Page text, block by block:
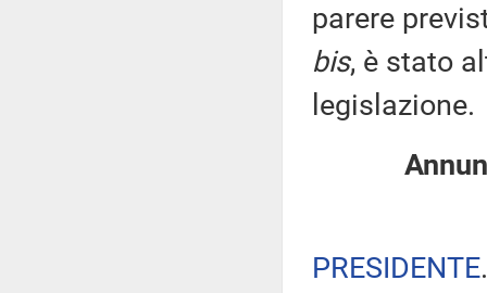
parere
bis, è stato
legislazione.
PRESIDENTE